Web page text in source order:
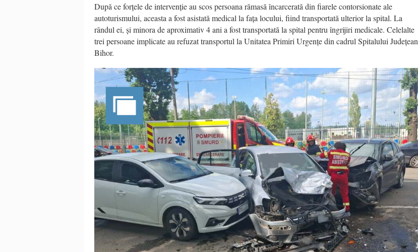
După ce forțele de intervenție au scos persoana rămasă încarcerată din fiarele contorsionate ale
autoturismului, aceasta a fost asistată medical la fața locului, fiind transportată ulterior la spital. La
rândul ei, și minora de aproximativ 4 ani a fost transportată la spital pentru îngrijiri medicale. Celelalte
trei persoane implicate au refuzat transportul la Unitatea Primiri Urgențe din cadrul Spitalului Județean
Bihor.